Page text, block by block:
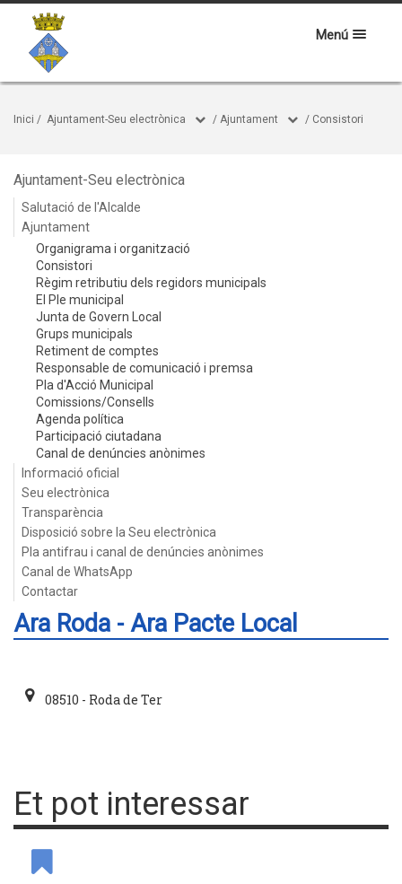
Menú
Inici / Ajuntament-Seu electrònica / Ajuntament / Consistori
Ajuntament-Seu electrònica
Salutació de l'Alcalde
Ajuntament
Organigrama i organització
Consistori
Règim retributiu dels regidors municipals
El Ple municipal
Junta de Govern Local
Grups municipals
Retiment de comptes
Responsable de comunicació i premsa
Pla d'Acció Municipal
Comissions/Consells
Agenda política
Participació ciutadana
Canal de denúncies anònimes
Informació oficial
Seu electrònica
Transparència
Disposició sobre la Seu electrònica
Pla antifrau i canal de denúncies anònimes
Canal de WhatsApp
Contactar
Ara Roda - Ara Pacte Local
08510 - Roda de Ter
Et pot interessar